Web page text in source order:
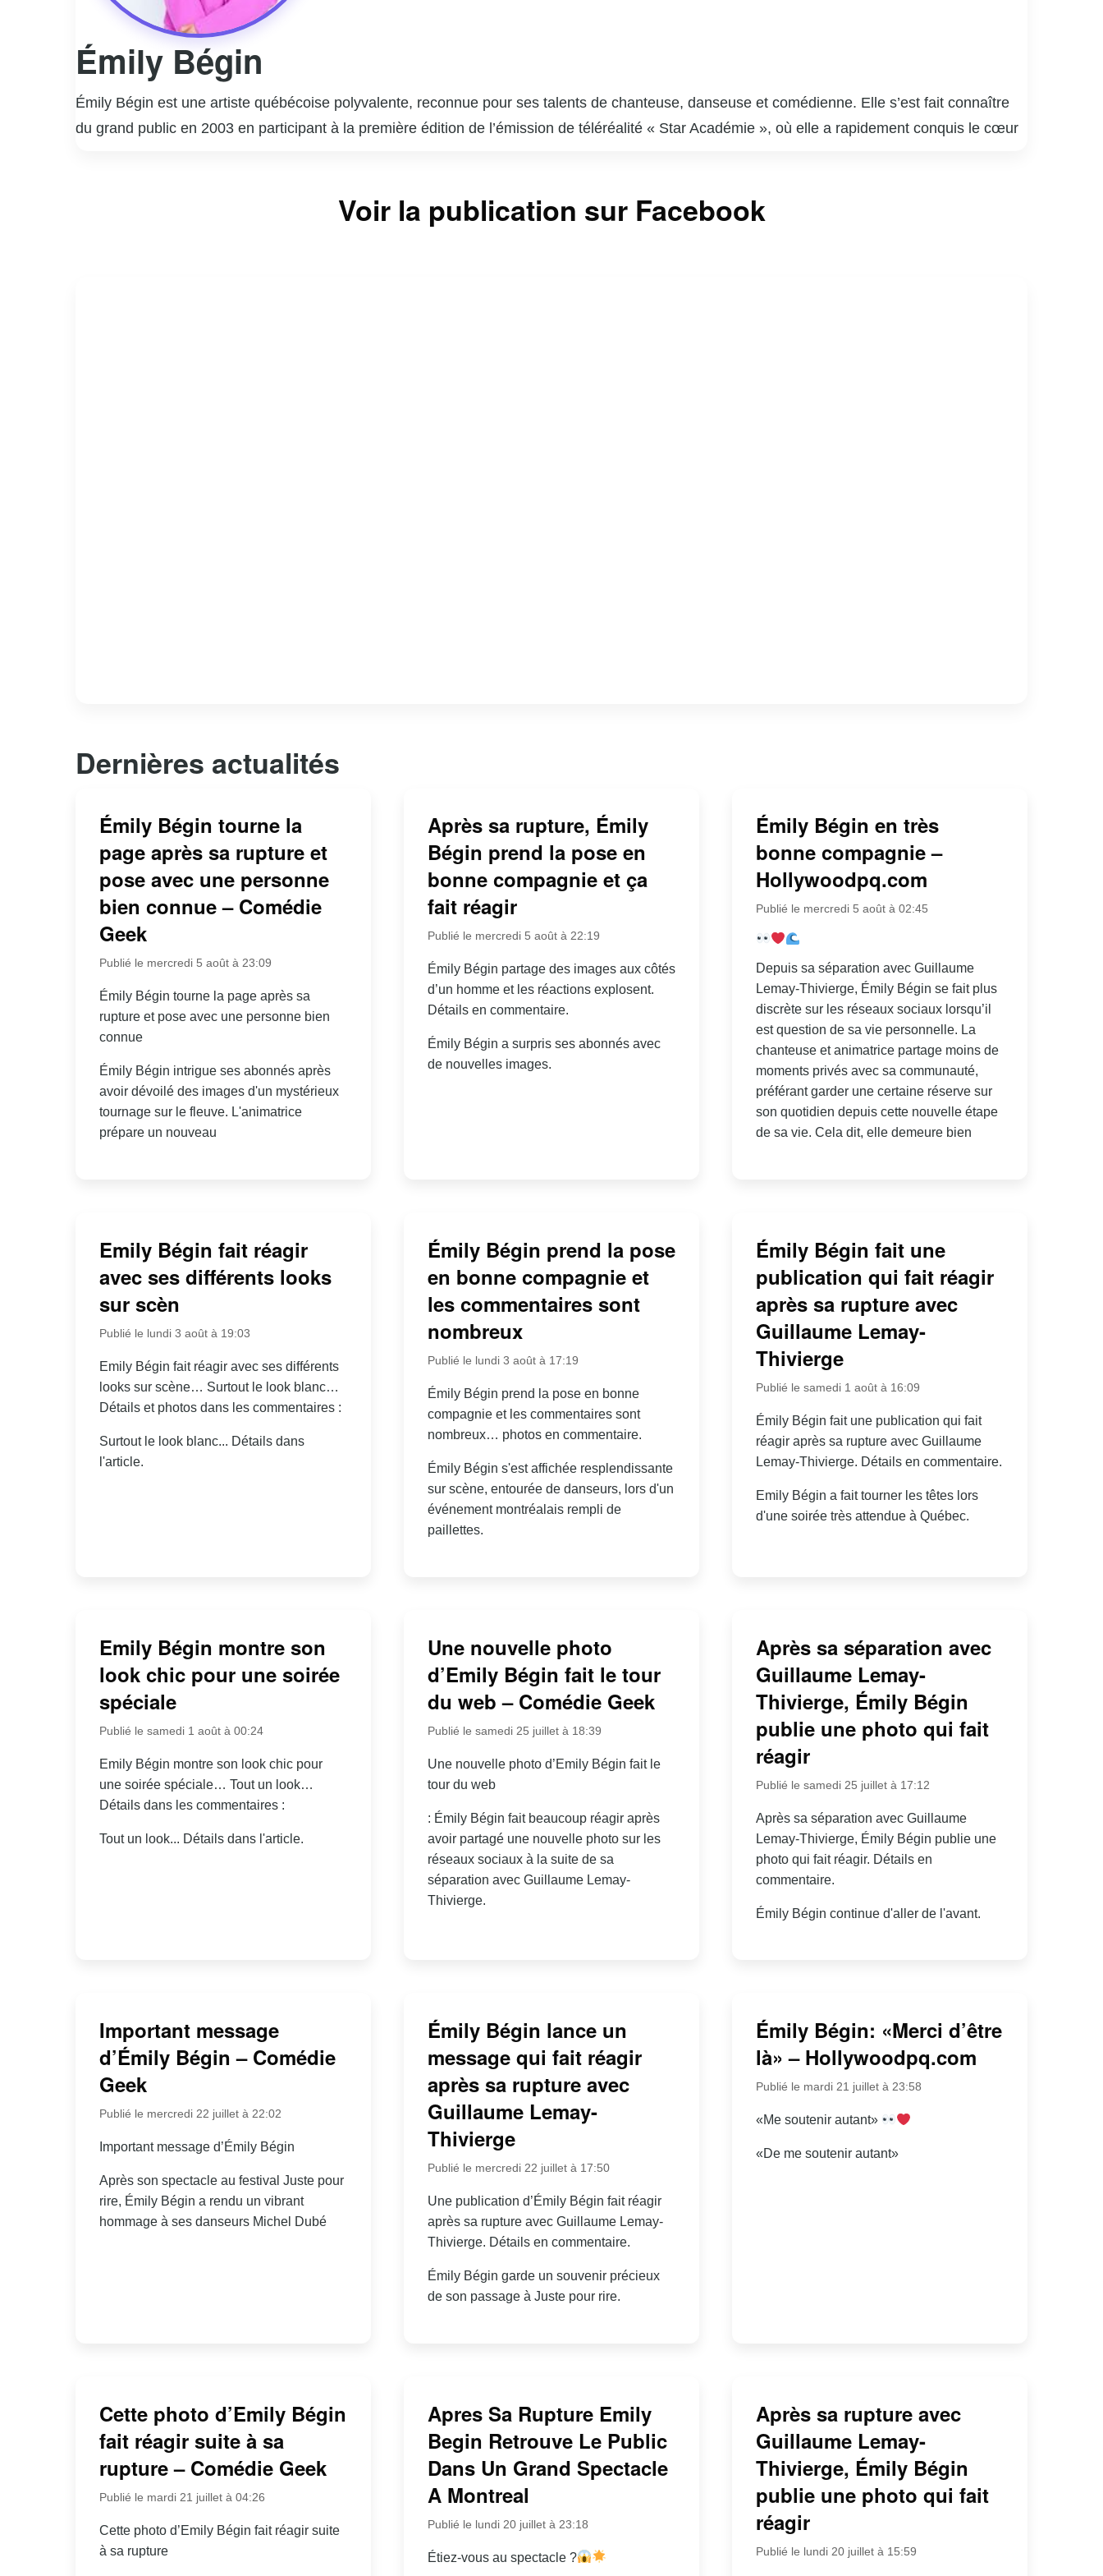
Émily Bégin
Émily Bégin est une artiste québécoise polyvalente, reconnue pour ses talents de chanteuse, danseuse et comédienne. Elle s’est fait connaître
du grand public en 2003 en participant à la première édition de l’émission de téléréalité « Star Académie », où elle a rapidement conquis le cœur
musicales, telles que « Hairspray » et « Footloose », démontrant ses compétences en danse et en théâtre. À la télévision, elle a joué dans des
Voir la publication sur Facebook
Dernières actualités
Émily Bégin tourne la
page après sa rupture et
pose avec une personne
bien connue – Comédie
Geek
Publié le mercredi 5 août à 23:09
Émily Bégin tourne la page après sa
rupture et pose avec une personne bien
connue
Émily Bégin intrigue ses abonnés après
avoir dévoilé des images d'un mystérieux
tournage sur le fleuve. L'animatrice
prépare un nouveau
Après sa rupture, Émily
Bégin prend la pose en
bonne compagnie et ça
fait réagir
Publié le mercredi 5 août à 22:19
Émily Bégin partage des images aux côtés
d’un homme et les réactions explosent.
Détails en commentaire.
Émily Bégin a surpris ses abonnés avec
de nouvelles images.
Émily Bégin en très
bonne compagnie –
Hollywoodpq.com
Publié le mercredi 5 août à 02:45
Depuis sa séparation avec Guillaume
Lemay-Thivierge, Émily Bégin se fait plus
discrète sur les réseaux sociaux lorsqu’il
est question de sa vie personnelle. La
chanteuse et animatrice partage moins de
moments privés avec sa communauté,
préférant garder une certaine réserve sur
son quotidien depuis cette nouvelle étape
de sa vie. Cela dit, elle demeure bien
Emily Bégin fait réagir
avec ses différents looks
sur scèn
Publié le lundi 3 août à 19:03
Emily Bégin fait réagir avec ses différents
looks sur scène… Surtout le look blanc…
Détails et photos dans les commentaires :
Surtout le look blanc... Détails dans
l'article.
Émily Bégin prend la pose
en bonne compagnie et
les commentaires sont
nombreux
Publié le lundi 3 août à 17:19
Émily Bégin prend la pose en bonne
compagnie et les commentaires sont
nombreux… photos en commentaire.
Émily Bégin s'est affichée resplendissante
sur scène, entourée de danseurs, lors d'un
événement montréalais rempli de
paillettes.
Émily Bégin fait une
publication qui fait réagir
après sa rupture avec
Guillaume Lemay-
Thivierge
Publié le samedi 1 août à 16:09
Émily Bégin fait une publication qui fait
réagir après sa rupture avec Guillaume
Lemay-Thivierge. Détails en commentaire.
Emily Bégin a fait tourner les têtes lors
d'une soirée très attendue à Québec.
Emily Bégin montre son
look chic pour une soirée
spéciale
Publié le samedi 1 août à 00:24
Emily Bégin montre son look chic pour
une soirée spéciale… Tout un look…
Détails dans les commentaires :
Tout un look... Détails dans l'article.
Une nouvelle photo
d’Emily Bégin fait le tour
du web – Comédie Geek
Publié le samedi 25 juillet à 18:39
Une nouvelle photo d’Emily Bégin fait le
tour du web
: Émily Bégin fait beaucoup réagir après
avoir partagé une nouvelle photo sur les
réseaux sociaux à la suite de sa
séparation avec Guillaume Lemay-
Thivierge.
Après sa séparation avec
Guillaume Lemay-
Thivierge, Émily Bégin
publie une photo qui fait
réagir
Publié le samedi 25 juillet à 17:12
Après sa séparation avec Guillaume
Lemay-Thivierge, Émily Bégin publie une
photo qui fait réagir. Détails en
commentaire.
Émily Bégin continue d'aller de l'avant.
Important message
d’Émily Bégin – Comédie
Geek
Publié le mercredi 22 juillet à 22:02
Important message d’Émily Bégin
Après son spectacle au festival Juste pour
rire, Émily Bégin a rendu un vibrant
hommage à ses danseurs Michel Dubé
Émily Bégin lance un
message qui fait réagir
après sa rupture avec
Guillaume Lemay-
Thivierge
Publié le mercredi 22 juillet à 17:50
Une publication d’Émily Bégin fait réagir
après sa rupture avec Guillaume Lemay-
Thivierge. Détails en commentaire.
Émily Bégin garde un souvenir précieux
de son passage à Juste pour rire.
Émily Bégin: «Merci d’être
là» – Hollywoodpq.com
Publié le mardi 21 juillet à 23:58
«Me soutenir autant»
«De me soutenir autant»
Cette photo d’Emily Bégin
fait réagir suite à sa
rupture – Comédie Geek
Publié le mardi 21 juillet à 04:26
Cette photo d’Emily Bégin fait réagir suite
à sa rupture
Apres Sa Rupture Emily
Begin Retrouve Le Public
Dans Un Grand Spectacle
A Montreal
Publié le lundi 20 juillet à 23:18
Étiez-vous au spectacle ?
Après sa rupture avec
Guillaume Lemay-
Thivierge, Émily Bégin
publie une photo qui fait
réagir
Publié le lundi 20 juillet à 15:59